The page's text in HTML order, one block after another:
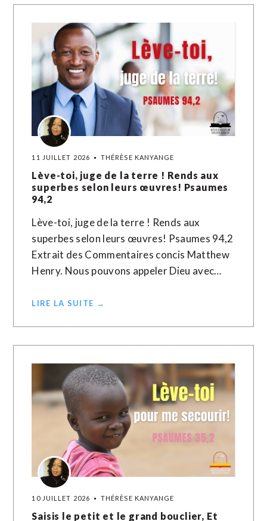
11 JUILLET 2026 THÉRÈSE KANYANGE
Lève-toi, juge de la terre ! Rends aux
superbes selon leurs œuvres! Psaumes
94,2
Lève-toi, juge de la terre ! Rends aux
superbes selon leurs œuvres! Psaumes 94,2
Extrait des Commentaires concis Matthew
Henry. Nous pouvons appeler Dieu avec…
LIRE LA SUITE →
10 JUILLET 2026 THÉRÈSE KANYANGE
Saisis le petit et le grand bouclier, Et